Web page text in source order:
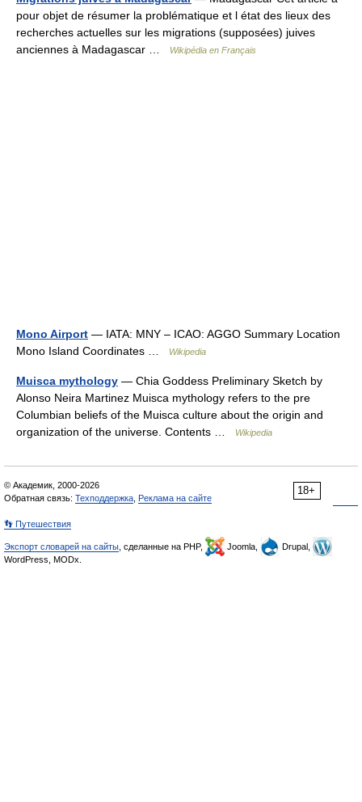
pour objet de résumer la problématique et l état des lieux des
recherches actuelles sur les migrations (supposées) juives
anciennes à Madagascar …
Wikipédia en Français
Mono Airport — IATA: MNY – ICAO: AGGO Summary Location
Mono Island Coordinates …
Wikipedia
Muisca mythology — Chia Goddess Preliminary Sketch by
Alonso Neira Martinez Muisca mythology refers to the pre
Columbian beliefs of the Muisca culture about the origin and
organization of the universe. Contents …
Wikipedia
18+
© Академик, 2000-2026
Обратная связь: Техподдержка Реклама на сайте
👣 Путешествия
Экспорт словарей на сайты , сделанные на PHP, Joomla,
Drupal,
WordPress, MODx.